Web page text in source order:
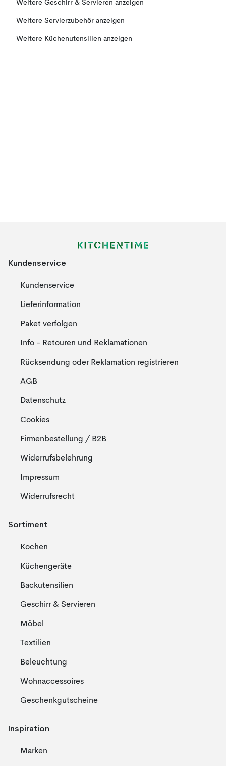
Weitere Geschirr & Servieren anzeigen
Weitere Servierzubehör anzeigen
Weitere Küchenutensilien anzeigen
Kundenservice
Kundenservice
Lieferinformation
Paket verfolgen
Info - Retouren und Reklamationen
Rücksendung oder Reklamation registrieren
AGB
Datenschutz
Cookies
Firmenbestellung / B2B
Widerrufsbelehrung
Impressum
Widerrufsrecht
Sortiment
Kochen
Küchengeräte
Backutensilien
Geschirr & Servieren
Möbel
Textilien
Beleuchtung
Wohnaccessoires
Geschenkgutscheine
Inspiration
Marken